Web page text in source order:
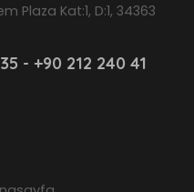
Plaza Kat:1, D:1, 34363
- +90 212 240 41